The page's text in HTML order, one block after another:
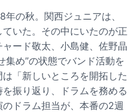
の秋。関西ジュニアは、
いた。その中にいたのが正
ード敬太、小島健、佐野晶
集め”の状態でバンド活動を
「新しいところを開拓した
振り返り、ドラムを務める
ドラム担当が、本番の2週